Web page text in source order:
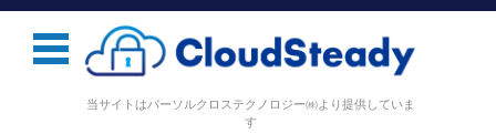
当サイトはパーソルクロステクノロジー㈱より提供していま
す